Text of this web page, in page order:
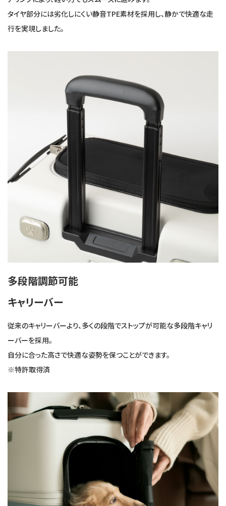
タイヤ部分には劣化しにくい静音TPE素材を採用し、静かで快適な走
行を実現しました。
多段階調節可能
キャリーバー
従来のキャリーバーより、多くの段階でストップが可能な多段階キャリ
ーバーを採用。
自分に合った高さで快適な姿勢を保つことができます。
※特許取得済